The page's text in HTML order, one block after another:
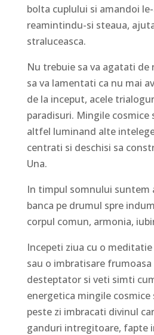
bolta cuplului si amandoi
reamintindu-si steaua,
straluceasca.
Nu trebuie sa va agatati de
sa va lamentati ca nu mai
de la inceput, acele
paradisuri. Mingile cosmice
altfel luminand alte
centrati si deschisi sa
Una.
In timpul somnului suntem
banca pe drumul spre
corpul comun, armonia,
Incepeti ziua cu o
sau o imbratisare frumoasa
desteptator si veti simti
energetica mingile cosmice
peste zi imbracati divinul
ganduri intregitoare, fapte